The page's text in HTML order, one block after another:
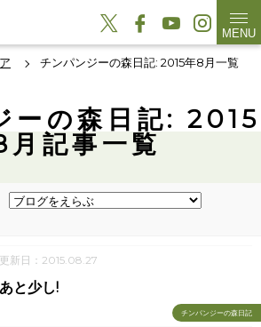
MENU
チンパンジーの森日記: 2015年8月一覧
ーの森日記: 2015
月記事一覧
更新日：2015.08.27
チンパンジーの森日記
あと少し!